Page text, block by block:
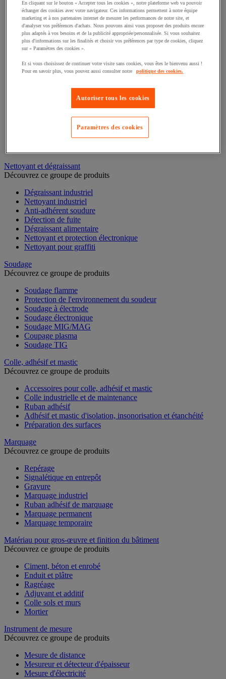
Tige filetée
Crochet et piton
Quincaillerie pour l'agencement
Collier et lien de serrage
Écrou
Rivet et pince
Pointe, clou et agrafe
Pieds de mise à niveau
Paumelle, gond et penture
Bouton de serrage et manette d'indexage
Clavette, goupille et crapaud
Nettoyant et dégraissant
Découvrez ce groupe de produits
Dégraissant industriel
Nettoyant industriel
Anti-adhérent soudure
Détection de fuite
Dégraissant alimentaire
Nettoyant et protection électronique
Nettoyant pour graffiti
Soudage
Découvrez ce groupe de produits
Soudage flamme
Protection de l'environnement du soudeur
Soudage à électrode
Soudage électronique
Soudage MIG/MAG
Coupage plasma
Soudage TIG
Colle, adhésif et mastic
Découvrez ce groupe de produits
Accessoires pour colle, adhésif et mastic
Colle industrielle et de maintenance
Ruban adhésif
Adhésif et mastic d'isolation, insonorisation et étanchéité
Préparation des surfaces
Marquage
Découvrez ce groupe de produits
Repérage
Signalétique en entrepôt
Gravure
Marquage industriel
Ruban adhésif de marquage
Marquage permanent
Marquage temporaire
Matériau pour gros-œuvre et finition du bâtiment
Découvrez ce groupe de produits
Ciment, béton et enrobé
Enduit et plâtre
Ragréage
Adjuvant et additif
Colle sols et murs
Mortier
Instrument de mesure
Découvrez ce groupe de produits
Mesure de distance
Mesureur et détecteur d'épaisseur
Mesure d'électricité
En cliquant sur le bouton « Accepter tous les cookies », notre plateforme web va pouvoir
échanger des cookies avec votre navigateur. Ces informations permettent à notre équipe
marketing et à nos partenaires internet de mesurer les performances de notre site, et
d'analyser vos préférences d'achats. Nous pouvons ainsi vous proposer des produits encore
plus adaptés à vos besoins et de la publicité appropriée/personnalisée. Si vous souhaitez
plus d'informations sur les finalités et choisir vos préférences par type de cookies, cliquez
sur « Paramètres des cookies ».
Et si vous choisissez de continuer votre visite sans cookies, vous êtes le bienvenu aussi !
Pour en savoir plus, vous pouvez aussi consulter notre
politique des cookies.
Autoriser tous les cookies
Paramètres des cookies